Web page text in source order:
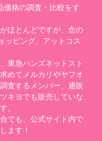
価格の調査・比較をす
ほとんどですが、念の
ッピング、アットコス
東急ハンズネットスト
めてメルカリやヤフオ
査するメンバー、通販
キヨでも販売していな
。
でも、公式サイト内で
ます！